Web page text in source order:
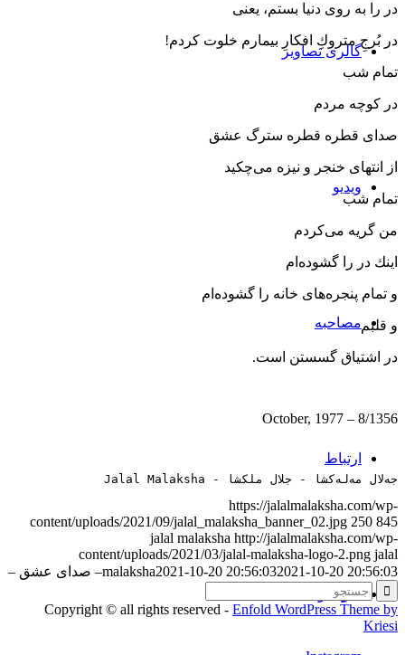
گالری تصاویر
ویدیو
مصاحبه‌
ارتباط
منو منو
در را به روی دنیا بستم، یعنی
در بُرجِ متروكِ افكارِ بیمارم خلوت كردم!
تمام شب
در كوچه مردم
صدای قطره قطره سترگ عشق
از انتهای خنجر و نیزه می‌چكید
تمام شب
من گریه می‌كردم
اینك در را گشوده‌ام
و تمام پنجره‌های خانه را گشوده‌ام
و قلبم
در اشتیاق گسستن است.
8/1356 – October, 1977
جەلال مەلەکشا - جلال ملکشا - Jalal Malaksha
https://jalalmalaksha.com/wp-
content/uploads/2021/09/jalal_malaksha_banner_02.jpg 250 845
jalal malaksha http://jalalmalaksha.com/wp-
content/uploads/2021/03/jalal-malaksha-logo-2.png jalal
malaksha2021-10-20 20:56:032021-10-20 20:56:03 – صدای عشق –
Copyright © all rights reserved - Enfold WordPress Theme by
Kriesi